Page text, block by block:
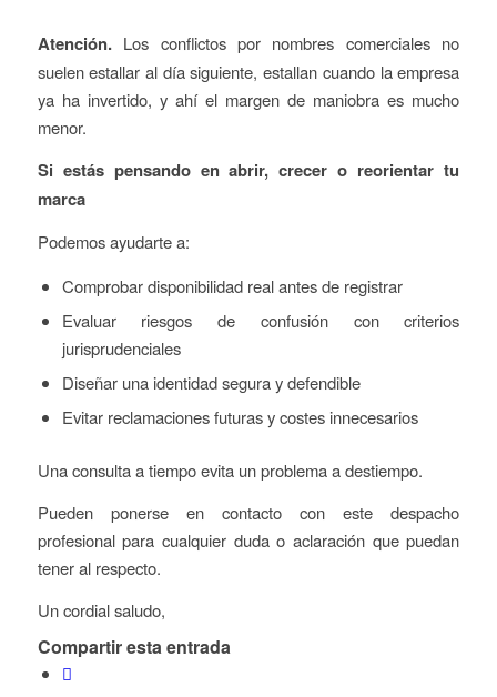
Atención.Los conflictos por nombres comerciales no
suelen estallar al día siguiente, estallan cuando la empresa
ya ha invertido, y ahí el margen de maniobra es mucho
menor.
Si estás pensando en abrir, crecer o reorientar tu
marca
Podemos ayudarte a:
Comprobar disponibilidad real antes de registrar
Evaluar riesgos de confusión con criterios
jurisprudenciales
Diseñar una identidad segura y defendible
Evitar reclamaciones futuras y costes innecesarios
Una consulta a tiempo evita un problema a destiempo.
Pueden ponerse en contacto con este despacho
profesional para cualquier duda o aclaración que puedan
tener al respecto.
Un cordial saludo,
Compartir esta entrada